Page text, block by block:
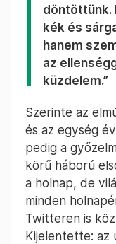
döntöttünk.
kék és
hanem
az
küzdelem.”
Szerinte az
és az egység
pedig a
körű háború
a holnap, de
minden
Twitteren is
Kijelentette: az